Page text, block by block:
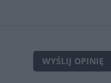
WYŚLIJ OPINIĘ